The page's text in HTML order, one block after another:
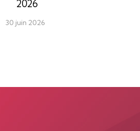
2026
30 juin 2026